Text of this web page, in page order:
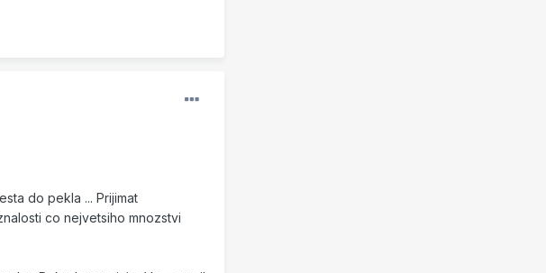
do pekla ... Prijimat
co nejvetsiho mnozstvi